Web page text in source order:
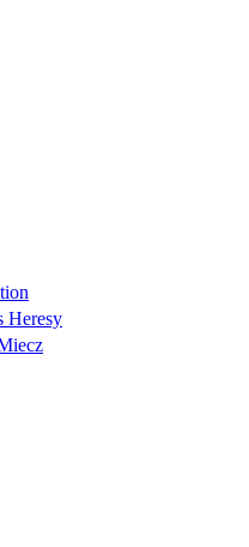
Heresy